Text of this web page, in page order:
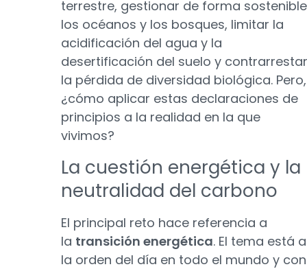
terrestre, gestionar de forma sostenible
los océanos y los bosques, limitar la
acidificación del agua y la
desertificación del suelo y contrarrestar
la pérdida de diversidad biológica. Pero,
¿cómo aplicar estas declaraciones de
principios a la realidad en la que
vivimos?
La cuestión energética y la
neutralidad del carbono
El principal reto hace referencia a
la transición energética. El tema está a
la orden del día en todo el mundo y con